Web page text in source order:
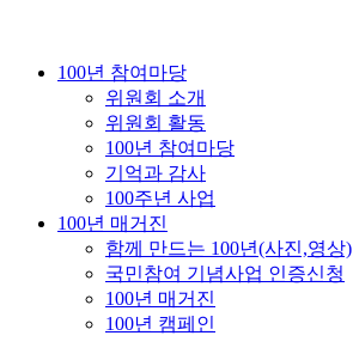
100년 참여마당
위원회 소개
위원회 활동
100년 참여마당
기억과 감사
100주년 사업
100년 매거진
함께 만드는 100년(사진,영상)
국민참여 기념사업 인증신청
100년 매거진
100년 캠페인